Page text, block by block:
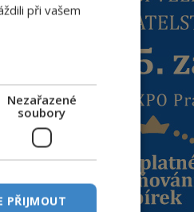
při vašem
Nezařazené
soubory
PŘIJMOUT